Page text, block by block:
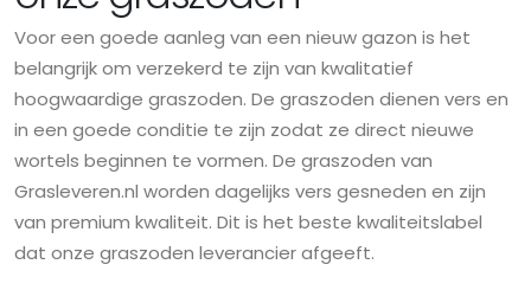
Voor een goede aanleg van een nieuw gazon is het
belangrijk om verzekerd te zijn van kwalitatief
hoogwaardige graszoden. De graszoden dienen vers en
in een goede conditie te zijn zodat ze direct nieuwe
wortels beginnen te vormen. De graszoden van
Grasleveren.nl worden dagelijks vers gesneden en zijn
van premium kwaliteit. Dit is het beste kwaliteitslabel
dat onze graszoden leverancier afgeeft.